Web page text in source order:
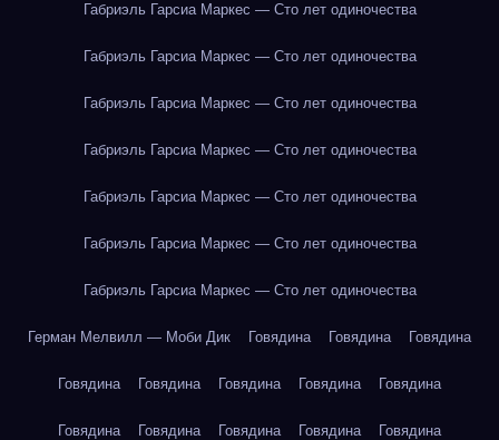
Габриэль Гарсиа Маркес — Сто лет одиночества
Габриэль Гарсиа Маркес — Сто лет одиночества
Габриэль Гарсиа Маркес — Сто лет одиночества
Габриэль Гарсиа Маркес — Сто лет одиночества
Габриэль Гарсиа Маркес — Сто лет одиночества
Габриэль Гарсиа Маркес — Сто лет одиночества
Габриэль Гарсиа Маркес — Сто лет одиночества
Герман Мелвилл — Моби Дик Говядина Говядина Говядина
Говядина Говядина Говядина Говядина Говядина
Говядина Говядина Говядина Говядина Говядина